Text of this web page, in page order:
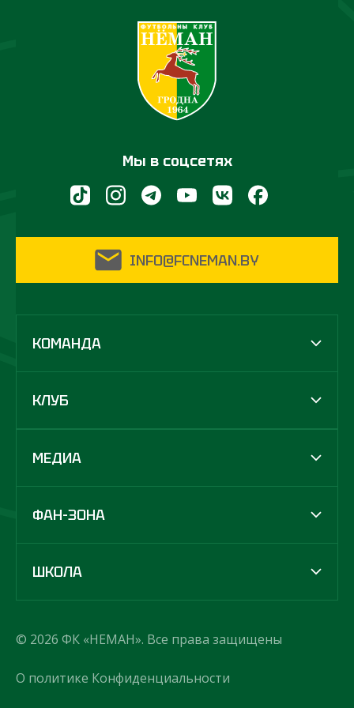
Мы в соцсетях
INFO@FCNEMAN.BY
КОМАНДА
КЛУБ
МЕДИА
ФАН-ЗОНА
ШКОЛА
© 2026 ФК «НЕМАН». Все права защищены
О политике Конфиденциальности